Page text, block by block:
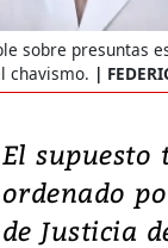
sobre presuntas
chavismo.
El supuesto
ordenado
de Justicia
al